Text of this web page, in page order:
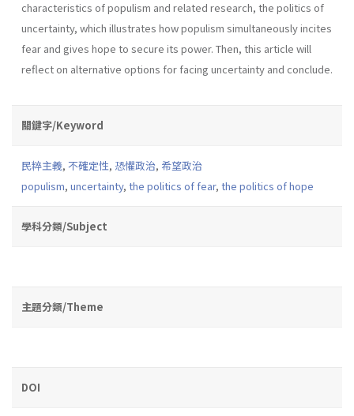
characteristics of populism and related research, the politics of
uncertainty, which illustrates how populism simultaneously incites
fear and gives hope to secure its power. Then, this article will
reflect on alternative options for facing uncertainty and conclude.
關鍵字/Keyword
民粹主義, 不確定性, 恐懼政治, 希望政治
populism, uncertainty, the politics of fear, the politics of hope
學科分類/Subject
主題分類/Theme
DOI